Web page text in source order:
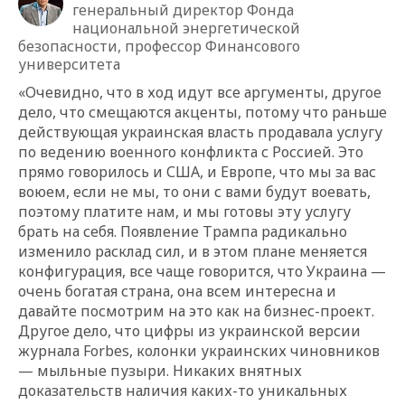
генеральный директор Фонда
национальной энергетической
безопасности, профессор Финансового
университета
«Очевидно, что в ход идут все аргументы, другое
дело, что смещаются акценты, потому что раньше
действующая украинская власть продавала услугу
по ведению военного конфликта с Россией. Это
прямо говорилось и США, и Европе, что мы за вас
воюем, если не мы, то они с вами будут воевать,
поэтому платите нам, и мы готовы эту услугу
брать на себя. Появление Трампа радикально
изменило расклад сил, и в этом плане меняется
конфигурация, все чаще говорится, что Украина —
очень богатая страна, она всем интересна и
давайте посмотрим на это как на бизнес-проект.
Другое дело, что цифры из украинской версии
журнала Forbes, колонки украинских чиновников
— мыльные пузыри. Никаких внятных
доказательств наличия каких-то уникальных